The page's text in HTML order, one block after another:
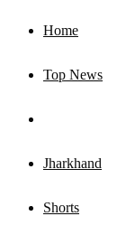
Home
Top News
Jharkhand
Shorts